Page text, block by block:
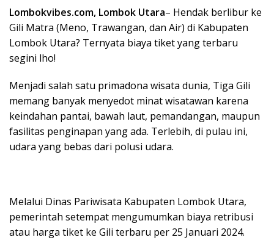
Lombokvibes.com, Lombok Utara– Hendak berlibur ke
Gili Matra (Meno, Trawangan, dan Air) di Kabupaten
Lombok Utara? Ternyata biaya tiket yang terbaru
segini lho!
Menjadi salah satu primadona wisata dunia, Tiga Gili
memang banyak menyedot minat wisatawan karena
keindahan pantai, bawah laut, pemandangan, maupun
fasilitas penginapan yang ada. Terlebih, di pulau ini,
udara yang bebas dari polusi udara.
Melalui Dinas Pariwisata Kabupaten Lombok Utara,
pemerintah setempat mengumumkan biaya retribusi
atau harga tiket ke Gili terbaru per 25 Januari 2024.